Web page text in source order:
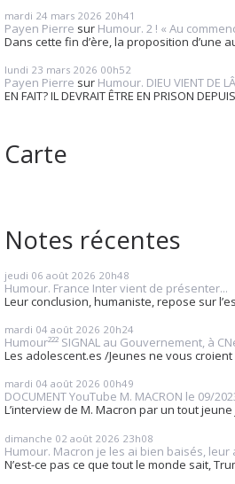
mardi 24 mars 2026 20h41
Payen Pierre sur Humour. 2 ! « Au
Dans cette fin d’ère, la proposition d’une
lundi 23 mars 2026 00h52
Payen Pierre sur Humour. DIEU VIENT DE
EN FAIT? IL DEVRAIT ÊTRE EN PRISON
Carte
Notes récentes
jeudi 06 août 2026 20h48
Humour. France Inter vient de présenter...
Leur conclusion, humaniste, repose sur
mardi 04 août 2026 20h24
Humour²²² SIGNAL au Gouvernement, à
Les adolescent.es /Jeunes ne vous croient
mardi 04 août 2026 00h49
DOCUMENT YouTube M. MACRON le 09/
L’interview de M. Macron par un tout
dimanche 02 août 2026 23h08
Humour. Macron je les ai bien baisés, leur
N’est-ce pas ce que tout le monde sait,